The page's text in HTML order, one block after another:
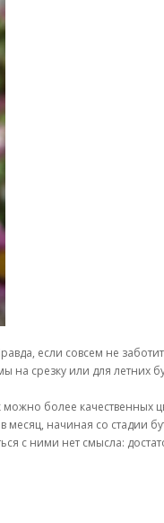
если совсем не
срезку или для летних
более качественных
месяц, начиная со стадии
с ними нет смысла: